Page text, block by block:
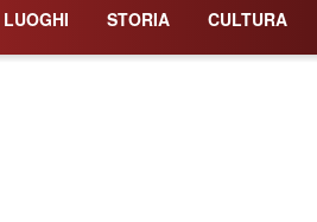
LUOGHI STORIA CULTURA